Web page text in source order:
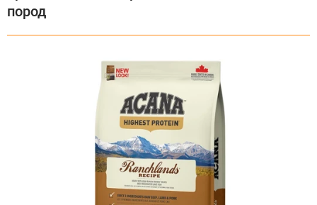
пород